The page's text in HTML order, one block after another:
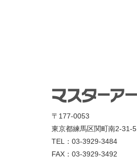
〒177-0053
東京都練馬区関町南2-31-5
TEL：03-3929-3484
FAX：03-3929-3492